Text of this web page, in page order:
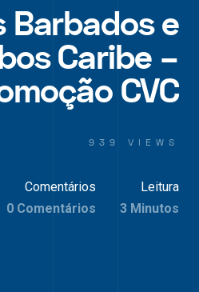
Barbados e
Caribe –
CVC
939 VIEWS
Comentários
0 Comentários
Leitura
3 Minutos